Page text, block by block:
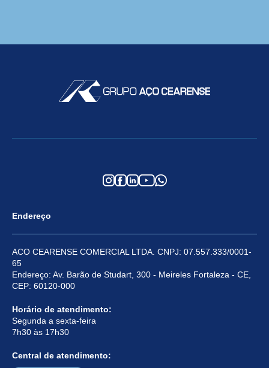
Endereço
ACO CEARENSE COMERCIAL LTDA. CNPJ: 07.557.333/0001-
65
Endereço: Av. Barão de Studart, 300 - Meireles Fortaleza - CE,
CEP: 60120-000
Horário de atendimento:
Segunda a sexta-feira
7h30 às 17h30
Central de atendimento: